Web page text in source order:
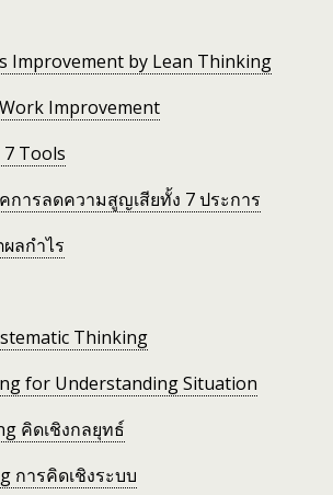
Improvement by Lean Thinking
Improvement
7 Tools
การลดความสูญเสียทั้ง 7 ประการ
ลกำไร
Thinking
for Understanding Situation
คิดเชิงกลยุทธ์
การคิดเชิงระบบ